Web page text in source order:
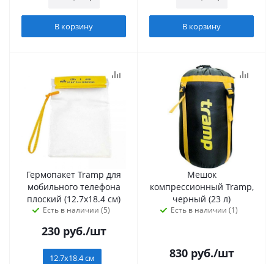
В корзину В корзину
Гермопакет Tramp для
мобильного телефона
плоский (12.7х18.4 см)
Есть в наличии (5)
230руб./шт
12.7х18.4 см
Мешок
компрессионный Tramp,
черный (23 л)
Есть в наличии (1)
830руб./шт